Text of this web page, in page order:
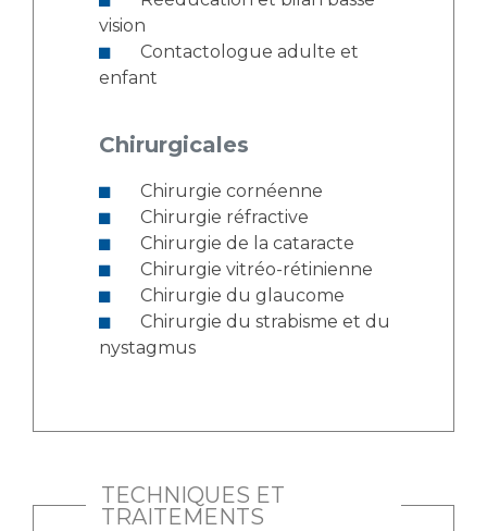
vision
enfant
Chirurgicales
Chirurgie cornéenne
Chirurgie réfractive
Chirurgie de la cataracte
Chirurgie vitréo-rétinienne
Chirurgie du glaucome
nystagmus
TECHNIQUES ET
TRAITEMENTS